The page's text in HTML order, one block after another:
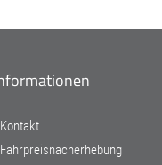
Kontakt
Fahrpreisnacherhebung